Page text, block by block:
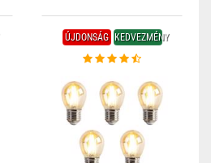
ÚJDONSÁG KEDVEZMÉNY